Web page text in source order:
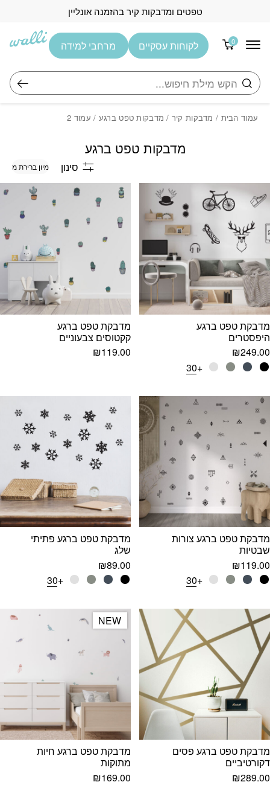
טפטים ומדבקות קיר בהזמנה אונליין
0
חיפוש
לקוחות עסקיים מרחבי למידה
עמוד הבית / מדבקות קיר / מדבקות טפט ברגע / עמוד 2
מדבקות טפט ברגע
סינון
מדבקת טפט ברגע
היפסטרים
₪249.00
+30
מדבקת טפט ברגע
קקטוסים צבעוניים
₪119.00
מדבקת טפט ברגע צורות
שבטיות
₪119.00
+30
מדבקת טפט ברגע פתיתי
שלג
₪89.00
+30
מדבקת טפט ברגע פסים
דקורטיביים
₪289.00
NEW
NEW
מדבקת טפט ברגע חיות
מתוקות
₪169.00